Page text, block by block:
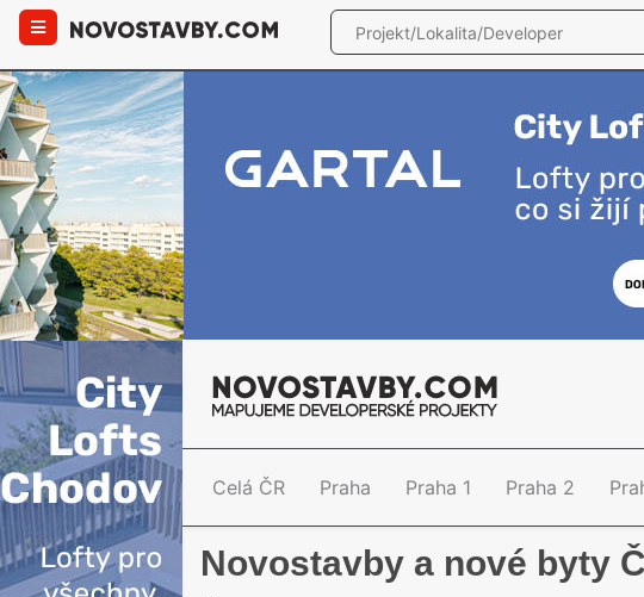
Celá ČR Praha Praha 1 Praha 2
Novostavby a nové byty